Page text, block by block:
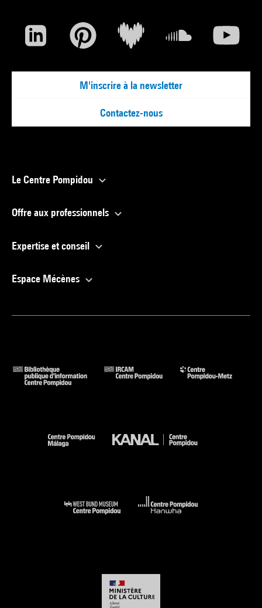
M'inscrire à la newsletter
Contactez-nous
Le Centre Pompidou
Offre aux professionnels
Expertise et conseil
Espace Mécènes